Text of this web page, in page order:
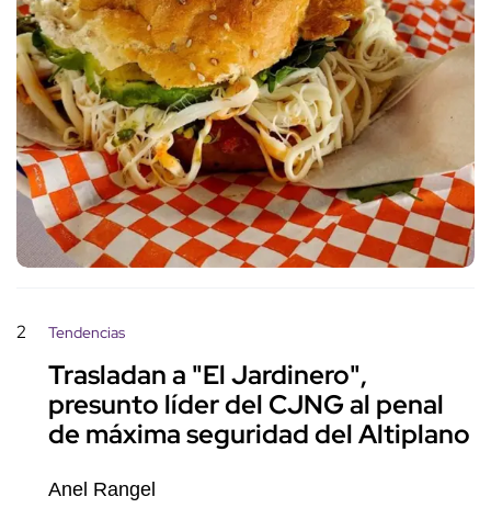
2 Tendencias
Trasladan a "El Jardinero",
presunto líder del CJNG al penal
de máxima seguridad del Altiplano
Anel Rangel